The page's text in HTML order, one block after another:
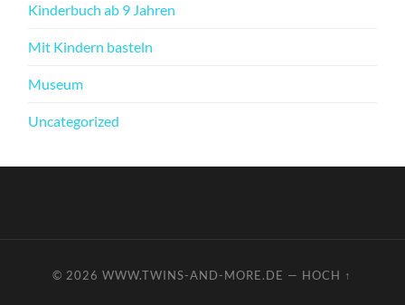
Kinderbuch ab 9 Jahren
Mit Kindern basteln
Museum
Uncategorized
© 2026WWW.TWINS-AND-MORE.DE — HOCH ↑